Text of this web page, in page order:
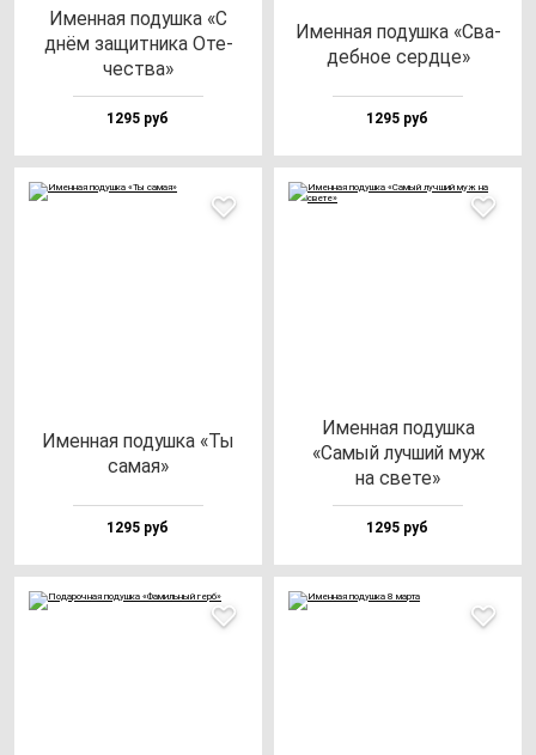
Имен­ная по­душ­ка «С
днём за­щит­ни­ка Оте­
чес­тва»
1295 руб
Имен­ная по­душ­ка «Сва­
деб­ное сер­дце»
1295 руб
Имен­ная по­душ­ка «Ты
са­мая»
1295 руб
Имен­ная по­душ­ка
«Самый луч­ший муж
на све­те»
1295 руб